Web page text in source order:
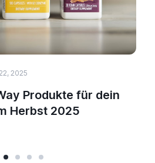
2025
Produkte für dein
Herbst 2025